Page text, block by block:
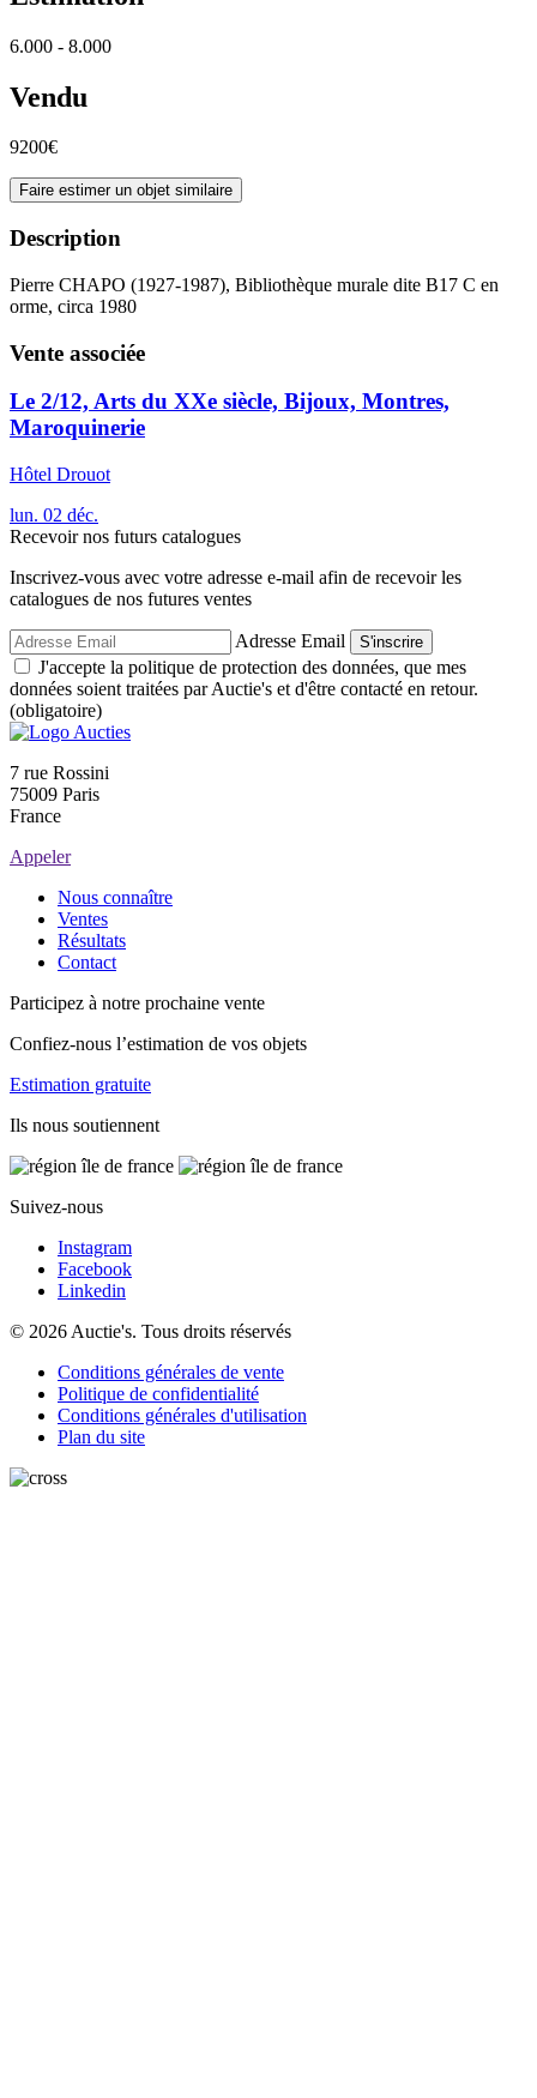
6.000 - 8.000
Vendu
9200€
Faire estimer un objet similaire
Description
Pierre CHAPO (1927-1987), Bibliothèque murale dite B17 C en
orme, circa 1980
Vente associée
Le 2/12, Arts du XXe siècle, Bijoux, Montres,
Maroquinerie
Hôtel Drouot
lun. 02 déc.
Recevoir nos futurs catalogues
Inscrivez-vous avec votre adresse e-mail afin de recevoir les
catalogues de nos futures ventes
Adresse Email S'inscrire
J'accepte la politique de protection des données, que mes
données soient traitées par Auctie's et d'être contacté en retour.
(obligatoire)
7 rue Rossini
75009 Paris
France
Appeler
Nous connaître
Ventes
Résultats
Contact
Participez à notre prochaine vente
Confiez-nous l’estimation de vos objets
Estimation gratuite
Ils nous soutiennent
Suivez-nous
Instagram
Facebook
Linkedin
© 2026 Auctie's. Tous droits réservés
Conditions générales de vente
Politique de confidentialité
Conditions générales d'utilisation
Plan du site